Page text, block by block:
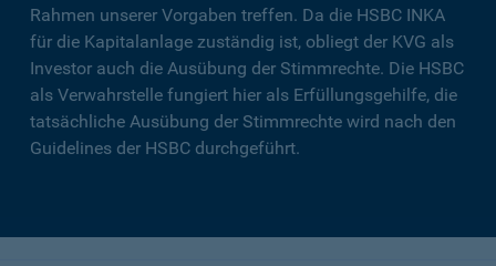
Rahmen unserer Vorgaben treffen. Da die HSBC INKA
für die Kapitalanlage zuständig ist, obliegt der KVG als
Investor auch die Ausübung der Stimmrechte. Die HSBC
als Verwahrstelle fungiert hier als Erfüllungsgehilfe, die
tatsächliche Ausübung der Stimmrechte wird nach den
Guidelines der HSBC durchgeführt.